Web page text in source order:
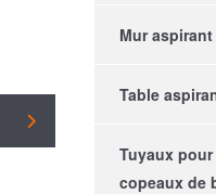
Mur aspirant
Table
Tuyaux
copeaux de